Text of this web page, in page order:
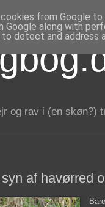
og rav i (en skøn?)
af havørred
from Google
Google along with
detect and address